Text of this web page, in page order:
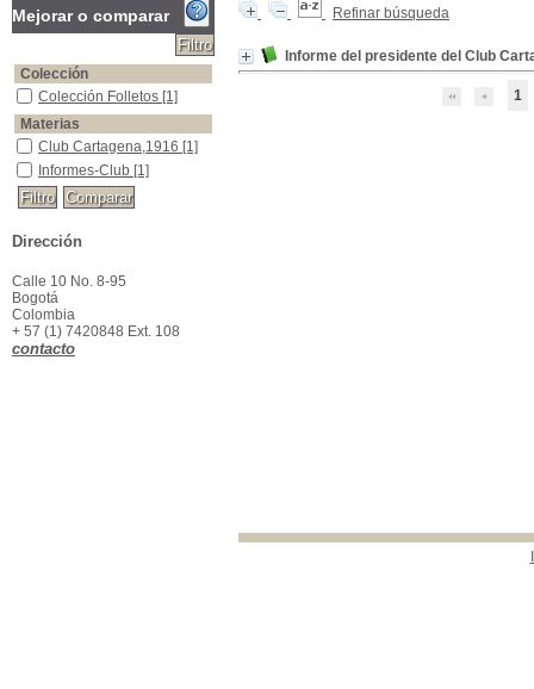
Refinar búsqueda
Informe del presidente del Club
1
Mejorar o comparar
Colección
Colección Folletos
Colección Folletos [1]
Materias
Club Cartagena,1916
Club Cartagena,1916 [1]
Informes-Club
Informes-Club [1]
Dirección
Calle 10 No. 8-95
Bogotá
Colombia
+ 57 (1) 7420848 Ext. 108
contacto